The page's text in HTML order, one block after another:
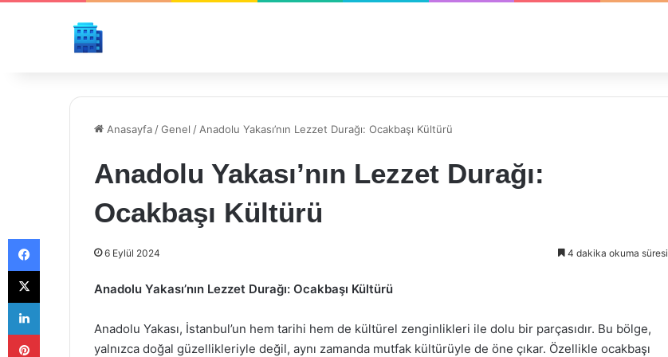
Anasayfa /Genel / Anadolu Yakası’nın Lezzet Durağı: Ocakbaşı Kültürü
Anadolu Yakası’nın Lezzet Durağı:
Ocakbaşı Kültürü
6 Eylül 2024 4 dakika okuma süresi
Anadolu Yakası’nın Lezzet Durağı: Ocakbaşı Kültürü
Anadolu Yakası, İstanbul’un hem tarihi hem de kültürel zenginlikleri ile dolu bir parçasıdır. Bu bölge,
yalnızca doğal güzellikleriyle değil, aynı zamanda mutfak kültürüyle de öne çıkar. Özellikle ocakbaşı
Facebook
X
LinkedIn
Pinterest